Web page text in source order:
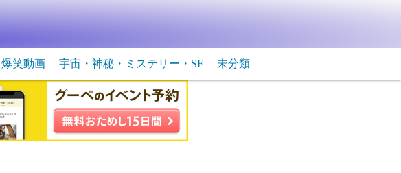
爆笑動画
動物系の爆笑動画
宇宙・神秘・ミステリー・SF
未確認生物・飛行物体
宇宙・ＳＦ
未分類